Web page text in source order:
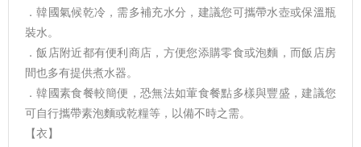
．韓國氣候乾冷，需多補充水分，建議您可攜帶水壺或保溫瓶
裝水。
．飯店附近都有便利商店，方便您添購零食或泡麵，而飯店房
間也多有提供煮水器。
．韓國素食餐較簡便，恐無法如葷食餐點多樣與豐盛，建議您
可自行攜帶素泡麵或乾糧等，以備不時之需。
【衣】